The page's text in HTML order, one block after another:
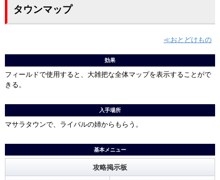
タウンマップ
おとどけもの
効果
フィールドで使用すると、大雑把な全体マップを表示することがで
きる。
入手場所
マサラタウンで、ライバルの姉からもらう。
基本メニュー
攻略掲示板